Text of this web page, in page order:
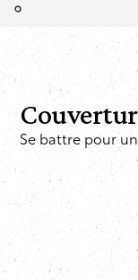
Se battre pour